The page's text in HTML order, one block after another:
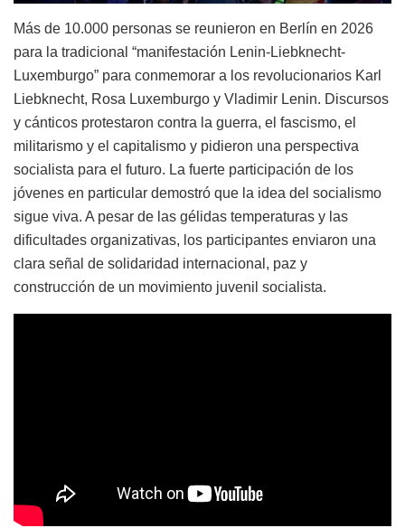
Más de 10.000 personas se reunieron en Berlín en 2026
para la tradicional “manifestación Lenin-Liebknecht-
Luxemburgo” para conmemorar a los revolucionarios Karl
Liebknecht, Rosa Luxemburgo y Vladimir Lenin. Discursos
y cánticos protestaron contra la guerra, el fascismo, el
militarismo y el capitalismo y pidieron una perspectiva
socialista para el futuro. La fuerte participación de los
jóvenes en particular demostró que la idea del socialismo
sigue viva. A pesar de las gélidas temperaturas y las
dificultades organizativas, los participantes enviaron una
clara señal de solidaridad internacional, paz y
construcción de un movimiento juvenil socialista.